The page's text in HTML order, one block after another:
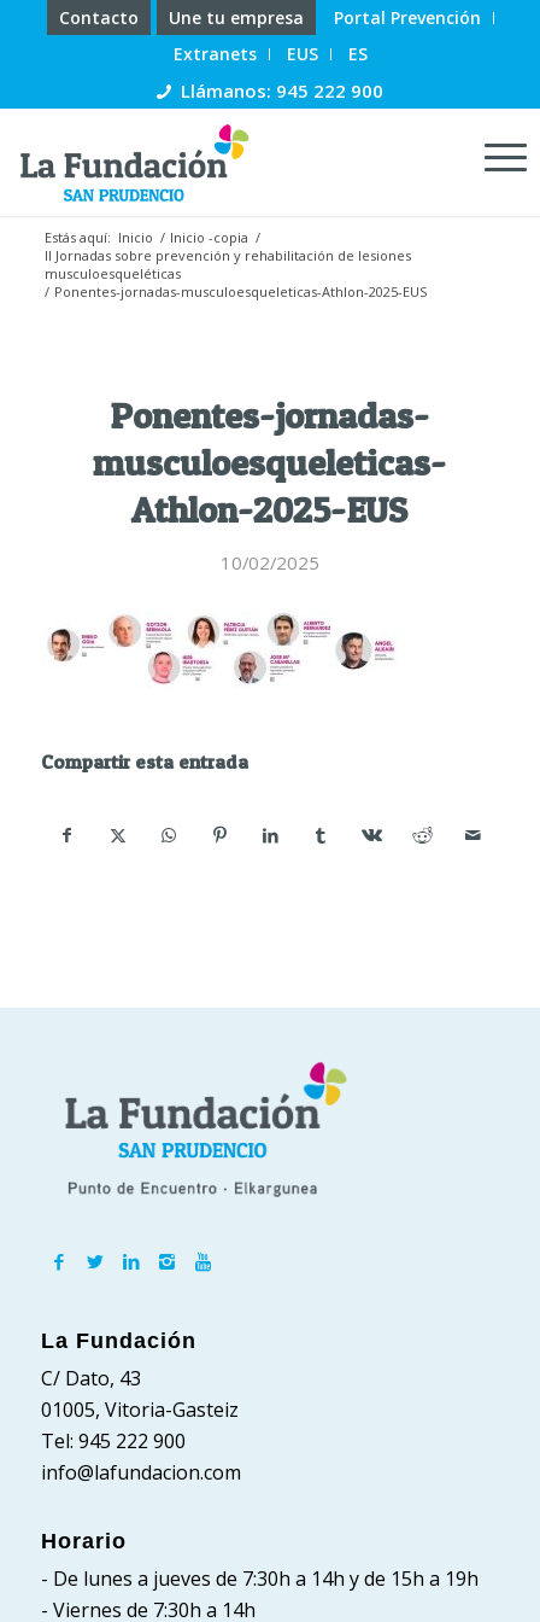
Contacto Une tu empresa
Portal Prevención
Extranets
EUS ES
Llámanos: 945 222 900
Estás aquí: Inicio / Inicio -copia /
II Jornadas sobre prevención y rehabilitación de lesiones
musculoesqueléticas
/ Ponentes-jornadas-musculoesqueleticas-Athlon-2025-EUS
Ponentes-jornadas-
musculoesqueleticas-
Athlon-2025-EUS
10/02/2025
Compartir esta entrada
La Fundación
C/ Dato, 43
01005, Vitoria-Gasteiz
Tel: 945 222 900
info@lafundacion.com
Horario
- De lunes a jueves de 7:30h a 14h y de 15h a 19h
- Viernes de 7:30h a 14h